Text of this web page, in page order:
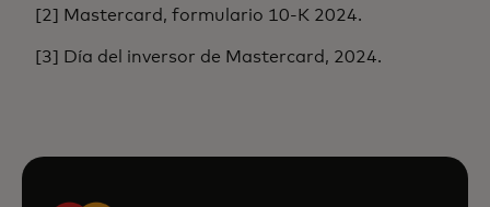
[2] Mastercard, formulario 10-K 2024.
[3] Día del inversor de Mastercard, 2024.